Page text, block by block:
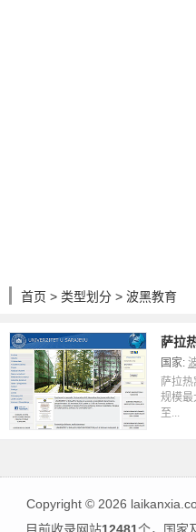
首页 > 类型划分 > 波黑教育
萨拉
国家:
萨拉
规模最
至...
Copyright ©2026